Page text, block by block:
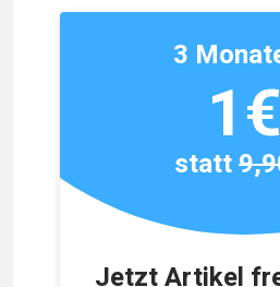
Jetzt Artikel
3
1€
statt